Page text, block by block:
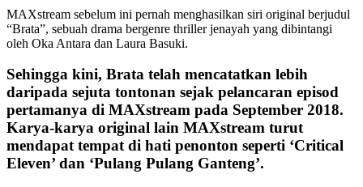
MAXstream sebelum ini pernah menghasilkan siri original berjudul
“Brata”, sebuah drama bergenre thriller jenayah yang dibintangi
oleh Oka Antara dan Laura Basuki.
Sehingga kini, Brata telah mencatatkan lebih
daripada sejuta tontonan sejak pelancaran episod
pertamanya di MAXstream pada September 2018.
Karya-karya original lain MAXstream turut
mendapat tempat di hati penonton seperti ‘Critical
Eleven’ dan ‘Pulang Pulang Ganteng’.